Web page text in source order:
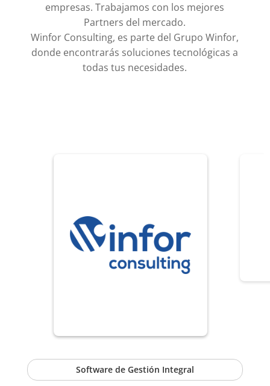
empresas. Trabajamos con los mejores
Partners del mercado.
Winfor Consulting, es parte del Grupo Winfor,
donde encontrarás soluciones tecnológicas a
todas tus necesidades.
Software de Gestión Integral